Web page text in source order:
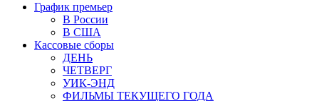
График премьер
В России
В США
Кассовые сборы
ДЕНЬ
ЧЕТВЕРГ
УИК-ЭНД
ФИЛЬМЫ ТЕКУЩЕГО ГОДА